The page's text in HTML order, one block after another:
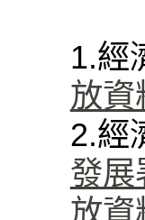
1.經
放資
2.經
發展